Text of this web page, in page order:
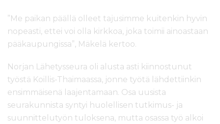
”Me paikan päällä olleet tajusimme kuitenkin hyvin
nopeasti, ettei voi olla kirkkoa, joka toimii ainoastaan
pääkaupungissa”, Mäkelä kertoo.
Norjan Lähetysseura oli alusta asti kiinnostunut
työstä Koillis-Thaimaassa, jonne työtä lähdettiinkin
ensimmäisenä laajentamaan. Osa uusista
seurakunnista syntyi huolellisen tutkimus- ja
suunnittelutyön tuloksena, mutta osassa työ alkoi